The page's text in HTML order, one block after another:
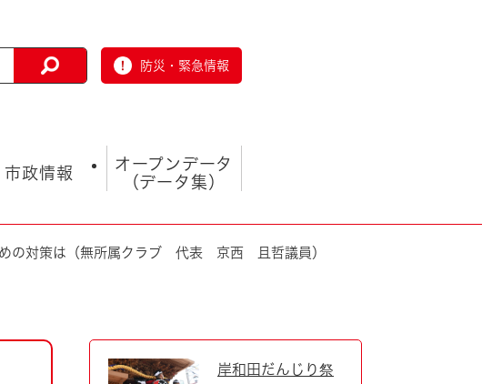
防災・緊急情報
り・協働
護
市政情報
オープンデータ
（データ集）
の対策は（無所属クラブ 代表 京西 且哲議員）
岸和田だんじり祭